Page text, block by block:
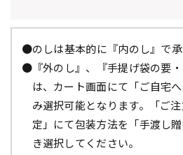
●のしは基本的に『内のし』で承
●『外のし』、『手提げ袋の要
は、カート画面にて「ご自宅
み選択可能となります。「ご
定」にて包装方法を「手渡し
き選択してください。